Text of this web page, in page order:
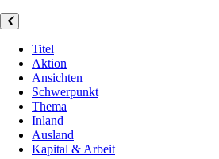
Titel
Aktion
Ansichten
Schwerpunkt
Thema
Inland
Ausland
Kapital & Arbeit